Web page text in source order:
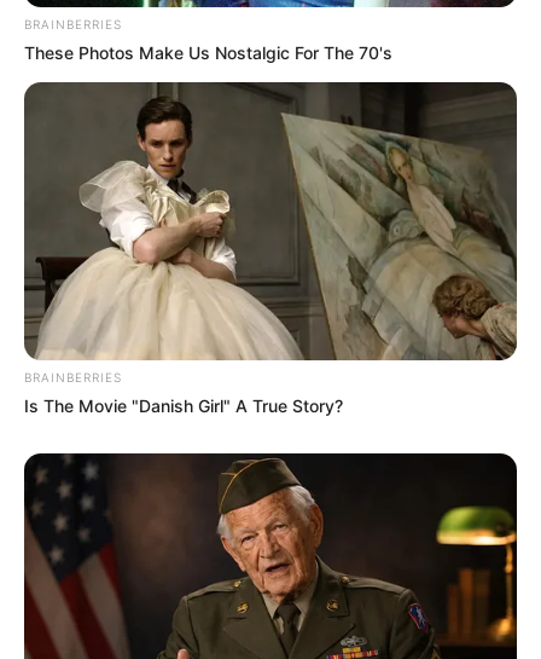
Kekejaman Khmer Merah,
Rezim Diktator yang
Menghabisi Nyawa
Rakyatnya
Kisah Kapal Padewakang,
Tanpa Mesin Mampu
Berlayar ke Australia
TULIS KOMENTAR
Alamat email Anda tidak akan dipublikasikan. Ruas yang wajib ditandai*
BRAINBERRIES
These Photos Make Us Nostalgic For The 70's
BRAINBERRIES
Is The Movie "Danish Girl" A True Story?